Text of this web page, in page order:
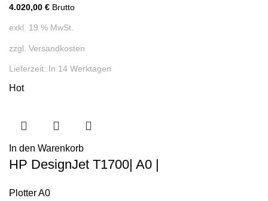
4.020,00 € Brutto
exkl. 19 % MwSt.
zzgl. Versandkosten
Lieferzeit: In 14 Werktagen
Hot
In den Warenkorb
HP DesignJet T1700| A0 |
Plotter A0